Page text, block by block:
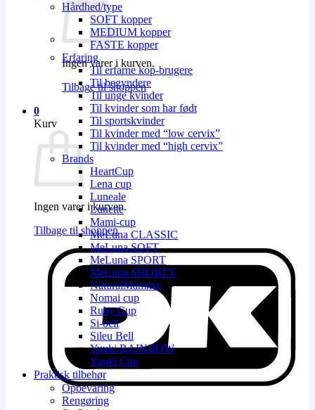
Ingen varer i kurven.
Tilbage til shoppen
0
Kurv
Ingen varer i kurven.
Tilbage til shoppen
Hårdhed/type
SOFT kopper
MEDIUM kopper
FASTE kopper
Erfaring
Til erfarne kop-brugere
Til begyndere
Til unge kvinder
Til kvinder som har født
Til sportskvinder
Til kvinder med “low cervix”
Til kvinder med “high cervix”
Brands
HeartCup
Lena cup
Luneale
Lunette
Mami-cup
MeLuna CLASSIC
MeLuna SOFT
MeLuna SPORT
MeLuna SHORTY
NaturalMamma
Nomai cup
Ruby Cup
Si-bell
Sileu Bell
Yuuki RAINBOW
Yuuki Cup
Praktisk tilbehør
Opbevaring
Rengøring